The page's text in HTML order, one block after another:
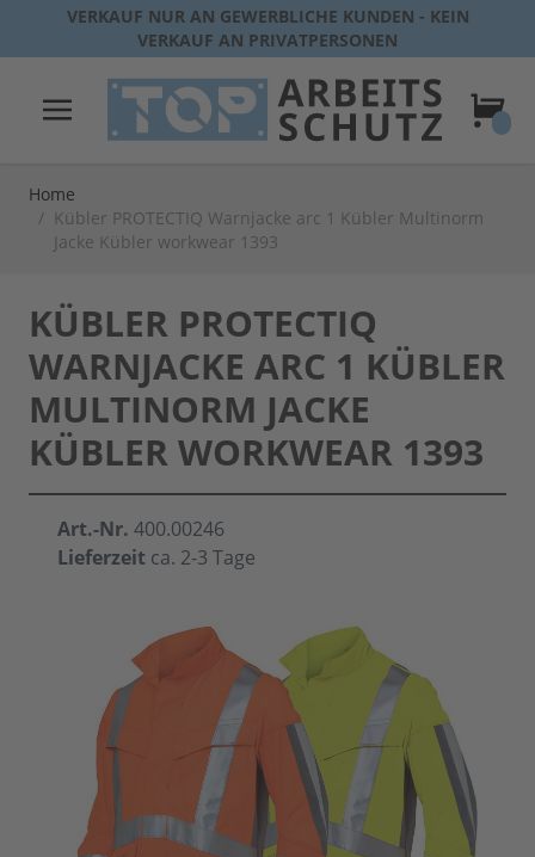
Direkt zum Inhalt
VERKAUF NUR AN GEWERBLICHE KUNDEN - KEIN
VERKAUF AN PRIVATPERSONEN
Home
/ Kübler PROTECTIQ Warnjacke arc 1 Kübler Multinorm
Jacke Kübler workwear 1393
KÜBLER PROTECTIQ
WARNJACKE ARC 1 KÜBLER
MULTINORM JACKE
KÜBLER WORKWEAR 1393
Art.-Nr. 400.00246
Lieferzeit ca. 2-3 Tage